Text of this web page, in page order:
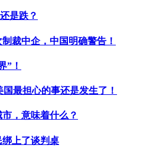
是跌？
裁中企，中国明确警告！
”！
最担心的事还是发生了！
，意味着什么？
上了谈判桌